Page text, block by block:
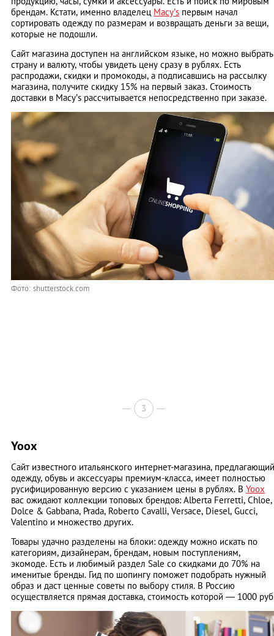
брендам. Кстати, именно владелец Macy’s первым начал
сортировать одежду по размерам и возвращать деньги за вещи,
которые не подошли.
Сайт магазина доступен на английском языке, но можно выбрать
страну и валюту, чтобы увидеть цену сразу в рублях. Есть
распродажи, скидки и промокоды, а подписавшись на рассылку
магазина, получите скидку 15% на первый заказ. Стоимость
доставки в Macy’s рассчитывается непосредственно при заказе.
Фото: shutterstock.com
3
Yoox
Сайт известного итальянского интернет-магазина, предлагающий
одежду, обувь и аксессуары премиум-класса, имеет полностью
русифицированную версию с указанием цены в рублях. В Yoox
вас ожидают коллекции топовых брендов: Alberta Ferretti, Chloe,
Dolce & Gabbana, Prada, Roberto Cavalli, Versace, Diesel, Gucci,
Valentino и множество других.
Товары удачно разделены на блоки: одежду можно искать по
категориям, дизайнерам, брендам, новым поступлениям,
экомоде. Есть и любимый раздел Sale со скидками до 70% на
именитые бренды. Гид по шопингу поможет подобрать нужный
образ и даст ценные советы по выбору стиля. В Россию
осуществляется прямая доставка, стоимость которой — 1000